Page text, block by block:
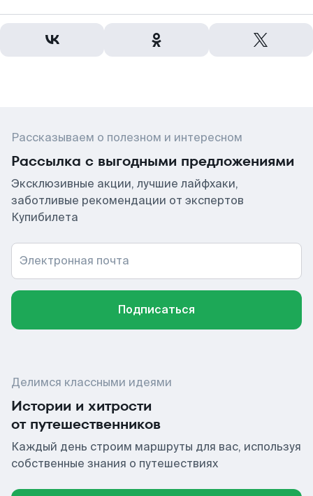
Рассказываем о полезном и интересном
Рассылка с выгодными предложениями
Эксклюзивные акции, лучшие лайфхаки,
заботливые рекомендации от экспертов
Купибилета
Электронная почта
Подписаться
Делимся классными идеями
Истории и хитрости
от путешественников
Каждый день строим маршруты для вас, используя
собственные знания о путешествиях